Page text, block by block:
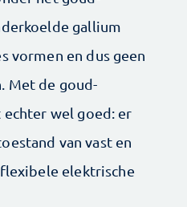
gallium
vormen en dus geen
Met de goud-
wel goed: er
van vast en
elektrische